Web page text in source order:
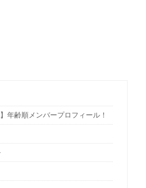
年齢順メンバープロフィール！